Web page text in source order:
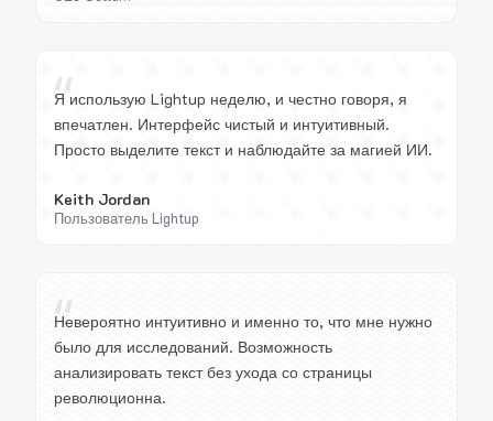
“
Я использую Lightup неделю, и честно говоря, я
впечатлен. Интерфейс чистый и интуитивный.
Просто выделите текст и наблюдайте за магией ИИ.
Keith Jordan
Пользователь Lightup
“
Невероятно интуитивно и именно то, что мне нужно
было для исследований. Возможность
анализировать текст без ухода со страницы
революционна.